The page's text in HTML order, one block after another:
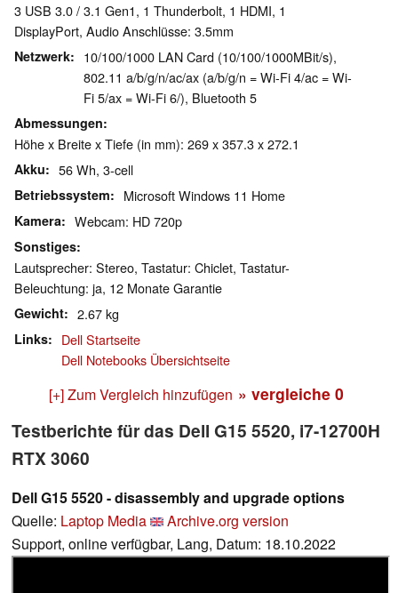
3 USB 3.0 / 3.1 Gen1, 1 Thunderbolt, 1 HDMI, 1
DisplayPort, Audio Anschlüsse: 3.5mm
Netzwerk
10/100/1000 LAN Card (10/100/1000MBit/s),
802.11 a/b/g/n/ac/ax (a/b/g/n = Wi-Fi 4/ac = Wi-
Fi 5/ax = Wi-Fi 6/), Bluetooth 5
Abmessungen
Höhe x Breite x Tiefe (in mm): 269 x 357.3 x 272.1
Akku 56 Wh, 3-cell
Betriebssystem Microsoft Windows 11 Home
Kamera Webcam: HD 720p
Sonstiges
Lautsprecher: Stereo, Tastatur: Chiclet, Tastatur-
Beleuchtung: ja, 12 Monate Garantie
Gewicht 2.67 kg
Links
Dell Startseite
Dell Notebooks Übersichtseite
[+] Zum Vergleich hinzufügen » vergleiche 0
Testberichte für das Dell G15 5520, i7-12700H
RTX 3060
Dell G15 5520 - disassembly and upgrade options
Quelle: Laptop Media
Archive.org version
Support, online verfügbar, Lang, Datum: 18.10.2022